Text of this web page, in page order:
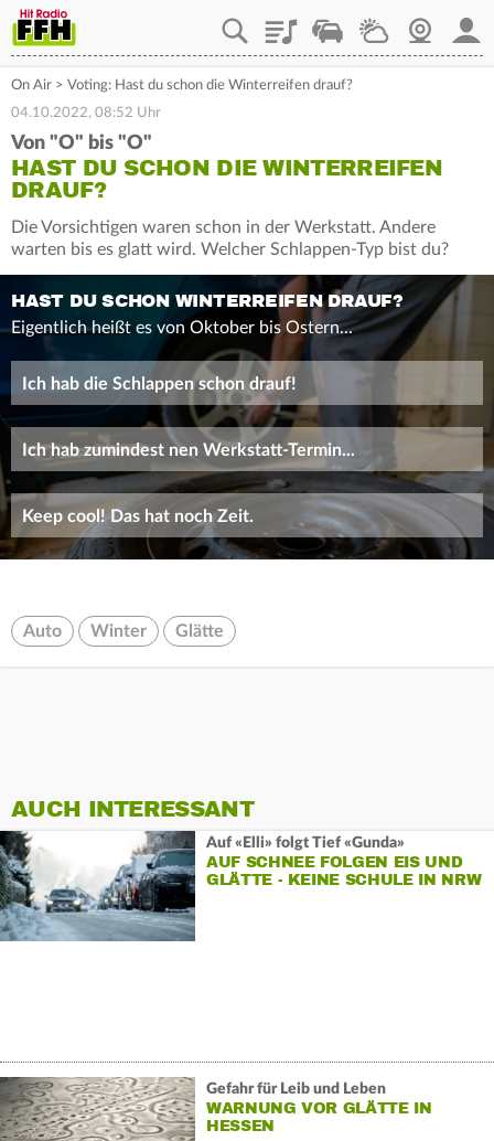
PlaylistStaupilotWetterWebcam
On Air > Voting: Hast du schon die Winterreifen drauf?
04.10.2022, 08:52 Uhr
Von "O" bis "O"
HAST DU SCHON DIE WINTERREIFEN
DRAUF?
Die Vorsichtigen waren schon in der Werkstatt. Andere
warten bis es glatt wird. Welcher Schlappen-Typ bist du?
HAST DU SCHON WINTERREIFEN DRAUF?
Eigentlich heißt es von Oktober bis Ostern...
Ich hab die Schlappen schon drauf!
Ich hab zumindest nen Werkstatt-Termin...
Keep cool! Das hat noch Zeit.
Auto Winter Glätte
AUCH INTERESSANT
Auf «Elli» folgt Tief «Gunda»
AUF SCHNEE FOLGEN EIS UND
GLÄTTE - KEINE SCHULE IN NRW
Gefahr für Leib und Leben
WARNUNG VOR GLÄTTE IN
HESSEN